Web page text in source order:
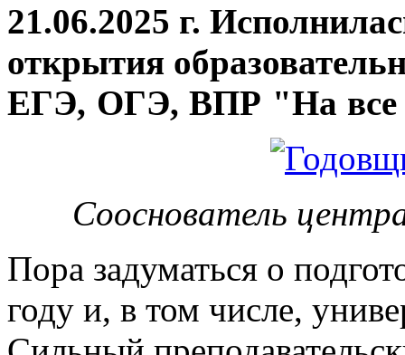
21.06.2025 г.
открытия
ЕГЭ, ОГЭ, ВПР "На все
Сооснователь
Пора задуматься о
году и, в том числе,